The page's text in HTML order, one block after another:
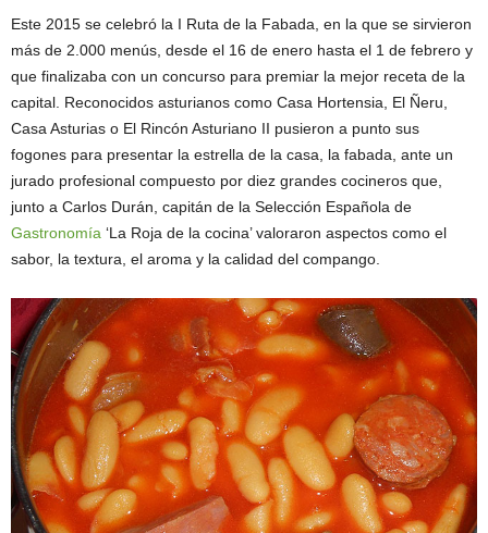
Este 2015 se celebró la I Ruta de la Fabada, en la que se sirvieron
más de 2.000 menús, desde el 16 de enero hasta el 1 de febrero y
que finalizaba con un concurso para premiar la mejor receta de la
capital. Reconocidos asturianos como Casa Hortensia, El Ñeru,
Casa Asturias o El Rincón Asturiano II pusieron a punto sus
fogones para presentar la estrella de la casa, la fabada, ante un
jurado profesional compuesto por diez grandes cocineros que,
junto a Carlos Durán, capitán de la Selección Española de
Gastronomía ‘La Roja de la cocina’ valoraron aspectos como el
sabor, la textura, el aroma y la calidad del compango.